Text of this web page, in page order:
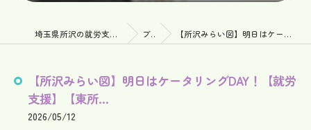
埼玉県所沢の就労支援なら一般社団法人MeRise ブログ 【所沢みらい図】明日はケータリングDAY！【就労支援】【東所...
【所沢みらい図】明日はケータリングDAY！【就労
支援】【東所...
2026/05/12